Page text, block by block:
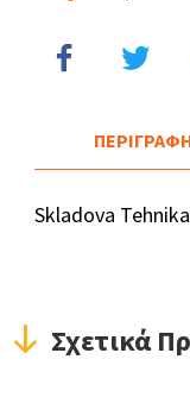
Skladova
Σχετικά